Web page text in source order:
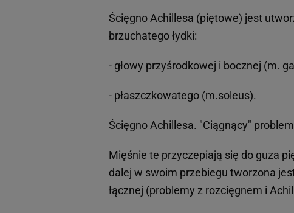
Ścięgno Achillesa (piętowe) jest
brzuchatego łydki:
- głowy przyśrodkowej i bocznej (m.
- płaszczkowatego (m.soleus).
Ścięgno Achillesa. "Ciągnący" problem
Mięśnie te przyczepiają się do guza
dalej w swoim przebiegu tworzona
łącznej (problemy z rozcięgnem i